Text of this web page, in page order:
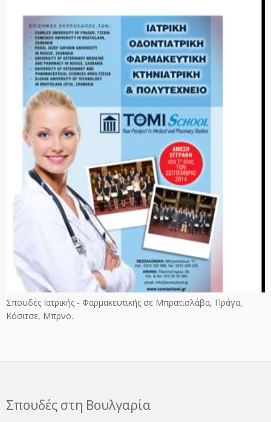
Σπουδές Ιατρικής - Φαρμακευτικής σε Μπρατισλάβα, Πράγα,
Κόσιτσε, Μπρνο.
Σπουδές στη Βουλγαρία